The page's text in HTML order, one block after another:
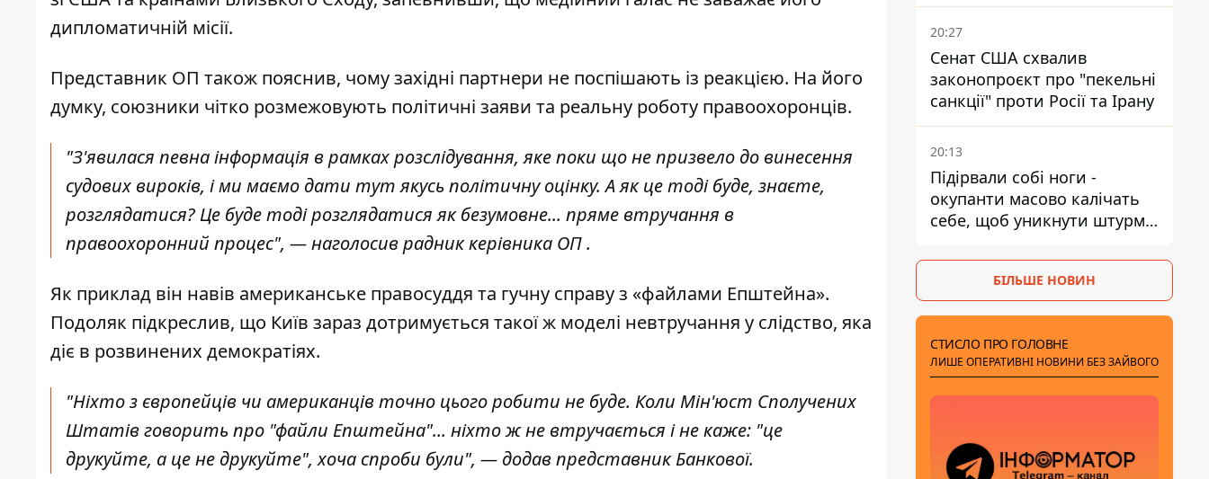
дипломатичній місії.
Представник ОП також пояснив, чому західні партнери не поспішають із реакцією. На його
думку, союзники чітко розмежовують політичні заяви та реальну роботу правоохоронців.
"З'явилася певна інформація в рамках розслідування, яке поки що не призвело до винесення
судових вироків, і ми маємо дати тут якусь політичну оцінку. А як це тоді буде, знаєте,
розглядатися? Це буде тоді розглядатися як безумовне... пряме втручання в
правоохоронний процес", — наголосив радник керівника ОП .
Як приклад він навів американське правосуддя та гучну справу з «файлами Епштейна».
Подоляк підкреслив, що Київ зараз дотримується такої ж моделі невтручання у слідство, яка
діє в розвинених демократіях.
"Ніхто з європейців чи американців точно цього робити не буде. Коли Мін'юст Сполучених
Штатів говорить про "файли Епштейна"... ніхто ж не втручається і не каже: "це
друкуйте, а це не друкуйте", хоча спроби були", — додав представник Банкової.
змінили ситуацію
20:27
Сенат США схвалив
законопроєкт про "пекельні
санкції" проти Росії та Ірану
20:13
Підірвали собі ноги -
окупанти масово калічать
себе, щоб уникнути штурмів
БІЛЬШЕ НОВИН
СТИСЛО ПРО ГОЛОВНЕ
ЛИШЕ ОПЕРАТИВНІ НОВИНИ БЕЗ ЗАЙВОГО